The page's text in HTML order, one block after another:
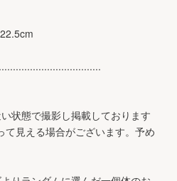
状態で撮影し掲載しております
見える場合がございます。予め